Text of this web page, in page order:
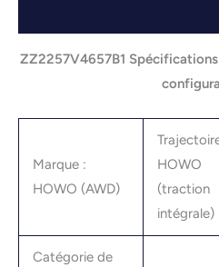
ZZ2257V4657B1
Marque :
HOWO (AWD)
HOWO
(traction
intégrale)
Catégorie de